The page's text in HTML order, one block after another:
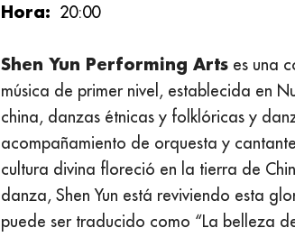
Hora: 20:00
Shen Yun Performing Arts es una
música de primer nivel, establecida en
china, danzas étnicas y folklóricas y
acompañamiento de orquesta y
cultura divina floreció en la tierra de
danza, Shen Yun está reviviendo esta
puede ser traducido como “La belleza